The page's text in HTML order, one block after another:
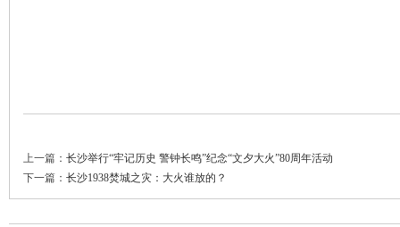
上一篇： 长沙举行“牢记历史 警钟长鸣”纪念“文夕大火”80周年活动
下一篇： 长沙1938焚城之灾：大火谁放的？